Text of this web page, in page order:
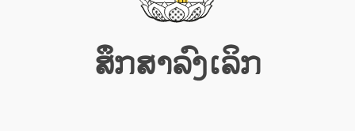
ສຶກສາລົງເລິກ